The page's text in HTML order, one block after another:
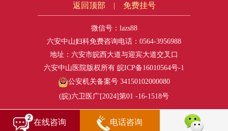
返回顶部 | 免费挂号
微信号：lazs88
六安中山妇科免费咨询电话： 0564-3956988
地址：六安市皖西大道与迎宾大道交叉口
六安中山医院版权所有 皖ICP备16010564号-1
公安机关备案号 34150102000080
(皖)六卫医广[2024]第01 -16-1518号
在线咨询 电话咨询